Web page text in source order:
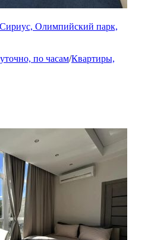
Олимпийский парк,
по часам/Квартиры,